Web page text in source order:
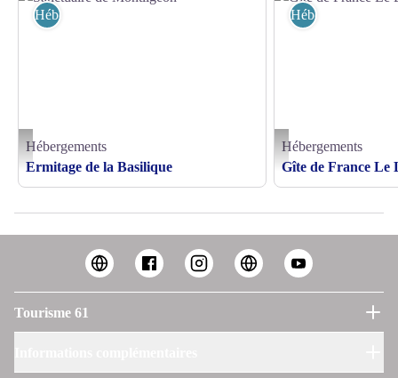
Sanctuaire de Montligeon - ©sanctuaire de Montligeon
Hébergements
Hébergements
Ermitage de la Basilique
Gîte de France Le Lodge
Hébergements
Hébergements
Gîte de France Le
Tourisme 61